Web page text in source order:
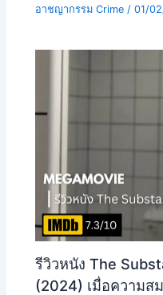
อาชญากรรม Crime /01/
รีวิวหนัง The
(2024) เมื่อความ